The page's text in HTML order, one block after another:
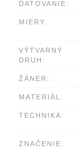
DATOVANIE:
MIERY:
VÝTVARNÝ
DRUH:
ŽÁNER:
MATERIÁL:
TECHNIKA:
ZNAČENIE: